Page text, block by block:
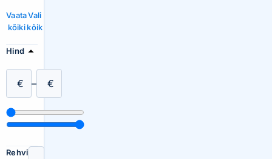
Vaata
kõiki
Vali
kõik
Hind
€ – €
Rehvi